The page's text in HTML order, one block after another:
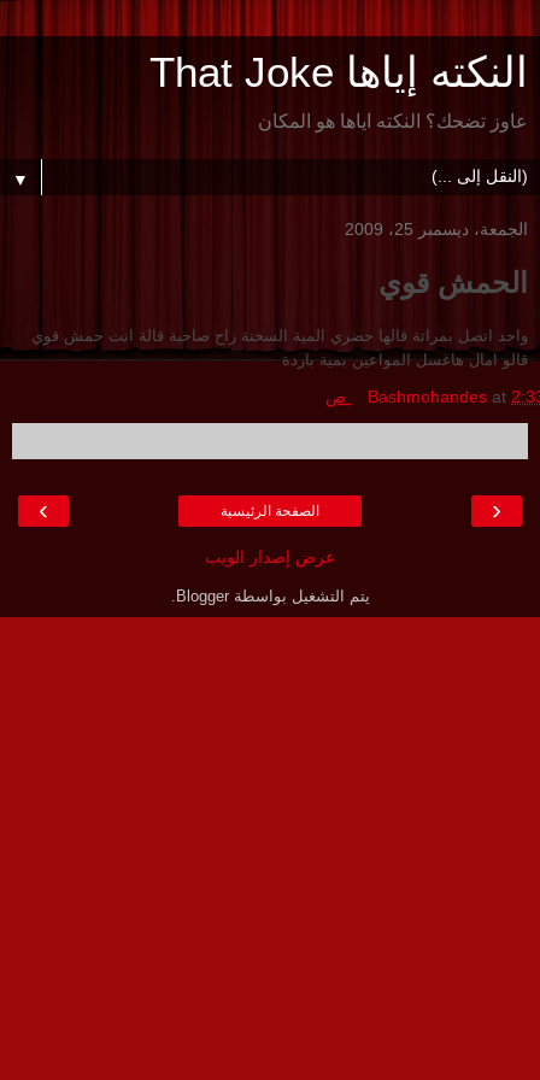
النكته إياها That Joke
عاوز تضحك؟ النكته اياها هو المكان
▼
الجمعة، ديسمبر 25، 2009
الحمش قوي
واحد اتصل بمراتة قالها حضري المية السخنة راح صاحبة قالة انت حمش قوي
قالو امال هاغسل المواعين بمية باردة
Bashmohandes at ص
‹
› الصفحة الرئيسية
عرض إصدار الويب
يتم التشغيل بواسطةBlogger